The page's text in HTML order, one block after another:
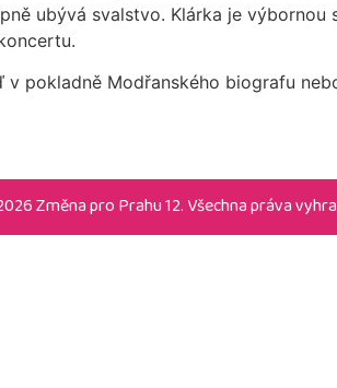
ubývá svalstvo. Klárka je výbornou
pokladně Modřanského biografu
Změna pro Prahu 12. Všechna práva